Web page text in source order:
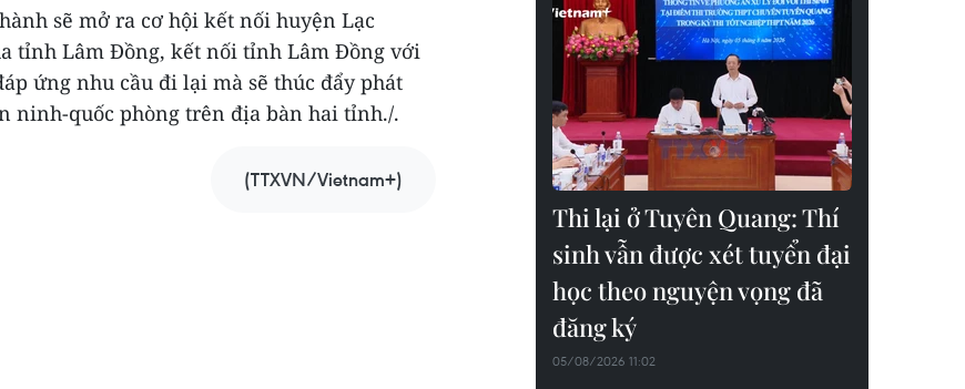
sẽ mở ra cơ hội kết nối huyện Lạc
tỉnh Lâm Đồng, kết nối tỉnh Lâm Đồng với
ứng nhu cầu đi lại mà sẽ thúc đẩy phát
ninh-quốc phòng trên địa bàn hai tỉnh./.
(TTXVN/Vietnam+)
Thi lại ở Tuyên Quang: Thí
sinh vẫn được xét tuyển đại
học theo nguyện vọng đã
đăng ký
05/08/2026 11:02